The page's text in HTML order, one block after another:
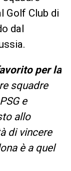
Golf Club di
dal
per la
squadre
e
allo
di vincere
è a quel